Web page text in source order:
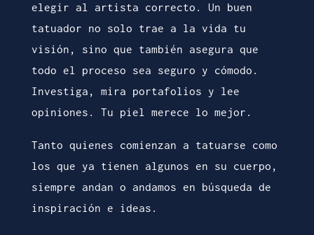
elegir al artista correcto. Un buen
tatuador no solo trae a la vida tu
visión, sino que también asegura que
todo el proceso sea seguro y cómodo.
Investiga, mira portafolios y lee
opiniones. Tu piel merece lo mejor.
Tanto quienes comienzan a tatuarse como
los que ya tienen algunos en su cuerpo,
siempre andan o andamos en búsqueda de
inspiración e ideas.